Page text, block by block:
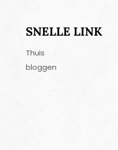
SNELLE LINK
Thuis
bloggen